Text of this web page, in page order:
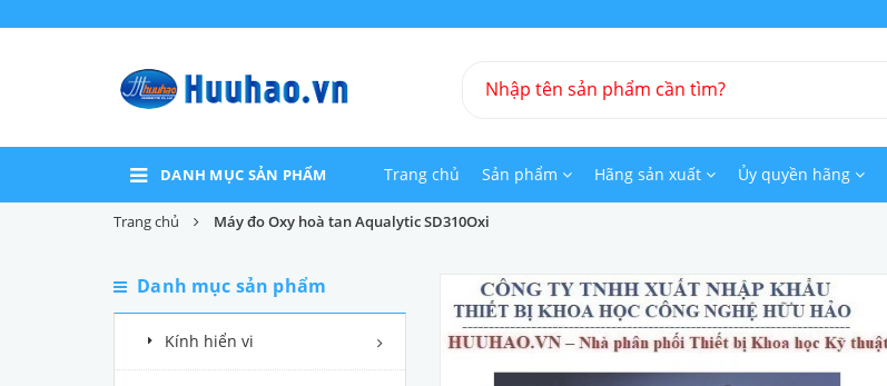
DANH MỤC SẢN PHẨM Trang chủ Sản phẩm Hãng sản xuất Ủy quyền hãng
Trang chủ Máy đo Oxy hoà tan Aqualytic SD310Oxi
Danh mục sản phẩm
Kính hiển vi